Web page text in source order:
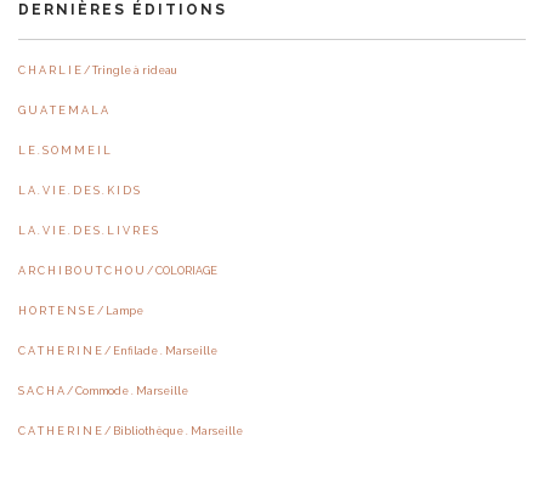
DERNIÈRES ÉDITIONS
C H A R L I E / Tringle à rideau
G U A T E M A L A
L E . S O M M E I L
L A . V I E . D E S . K I D S
L A . V I E . D E S . L I V R E S
A R C H I B O U T C H O U / COLORIAGE
H O R T E N S E / Lampe
C A T H E R I N E / Enfilade . Marseille
S A C H A / Commode . Marseille
C A T H E R I N E / Bibliothèque . Marseille